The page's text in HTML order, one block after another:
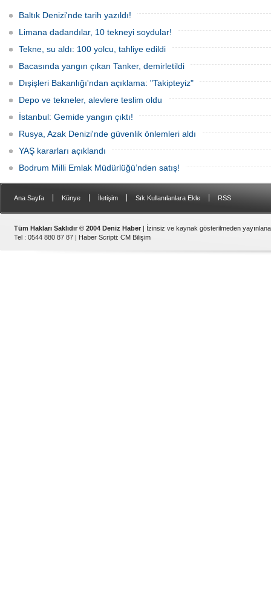
protesto gemisindeki 21 çevre aktivisti,
günlerdir gemiden çıkmalarına izin
verilmediğini ve temel haklarının ihlal
edildiğini öne sürdü. Mürettebatta iki
Britanyalı aktivist de bulunuyor.
Baltık Denizi'nde tarih yazıldı!
Limana dadandılar, 10 tekneyi soydular!
Tekne, su aldı: 100 yolcu, tahliye edildi
Bacasında yangın çıkan Tanker, demirletildi
Dışişleri Bakanlığı'ndan açıklama: "Takipteyiz"
Depo ve tekneler, alevlere teslim oldu
İstanbul: Gemide yangın çıktı!
Rusya, Azak Denizi'nde güvenlik önlemleri aldı
YAŞ kararları açıklandı
Bodrum Milli Emlak Müdürlüğü’nden satış!
Ana Sayfa Künye İletişim Sık Kullanılanlara Ekle RSS
Tüm Hakları Saklıdır © 2004 Deniz Haber | İzinsiz ve kaynak gösterilmeden
Tel : 0544 880 87 87 | Haber Scripti: CM Bilişim